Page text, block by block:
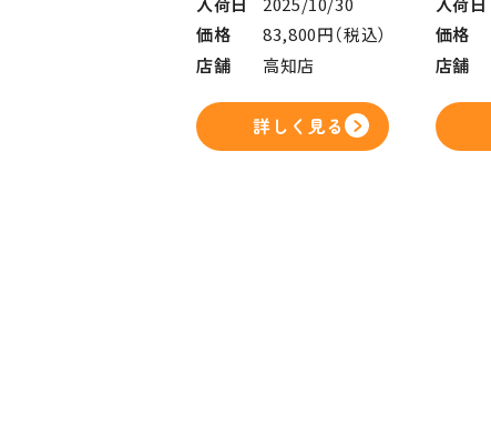
価格
83,800円（税込）
店舗
高知店
詳しく見る
価格
店舗